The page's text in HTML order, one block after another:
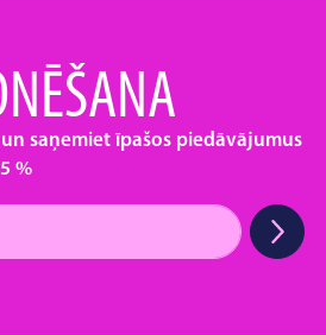
saņemiet īpašos piedāvājumus
%